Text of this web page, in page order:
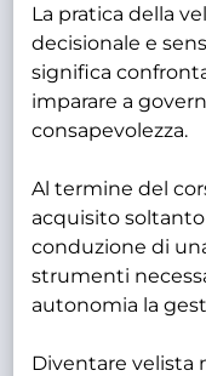
La pratica della
decisionale e
significa
imparare a
consapevolezza.
Al termine del
acquisito
conduzione di
strumenti
autonomia la
Diventare velista